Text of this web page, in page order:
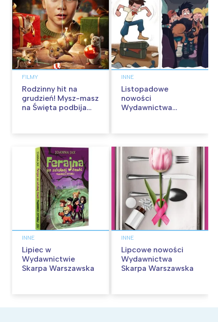
FILMY
Rodzinny hit na
grudzień! Mysz-masz
na Święta podbija
INNE
Listopadowe
nowości
Wydawnictwa
INNE
Lipiec w
Wydawnictwie
Skarpa Warszawska
INNE
Lipcowe nowości
Wydawnictwa
Skarpa Warszawska